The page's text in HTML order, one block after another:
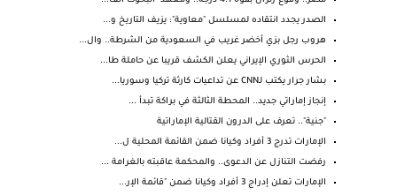
الصدر يجدد انتقاده لمسلسل "معاوية": يزيف التاريخ و...
هروب رجل بزي أخضر غريب في السعودية من الشرطة.. وال...
الحرس الثوري الإيراني يعلن الكشف قريبا عن حاملة طا...
بشار جرار يكتب لـCNN عن تداعيات كارثة تركيا وسوريا...
إنجاز إماراتي جديد.. المحطة الثالثة في براكة تبدأ ...
"جنية".. تعرف على الدرون القتالية الإماراتية
الإمارات تدرج 3 أفراد وكيانا ضمن القائمة المحلية ل...
رفضت التنازل عن الدعوى.. والمحكمة عاقبته بالغرامة ...
الإمارات تعلن إدراج 3 أفراد وكيانا ضمن "قائمة الإر...